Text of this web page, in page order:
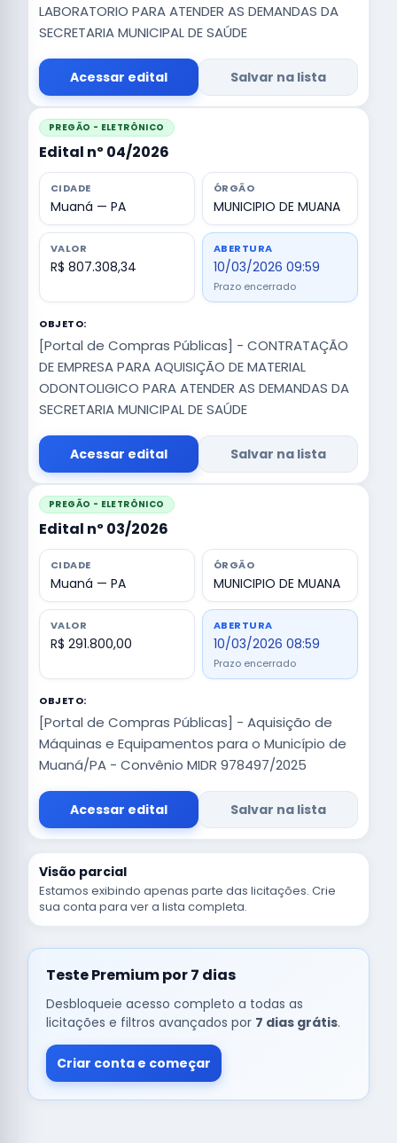
LABORATORIO PARA ATENDER AS DEMANDAS DA
SECRETARIA MUNICIPAL DE SAÚDE
Acessar edital Salvar na lista
PREGÃO - ELETRÔNICO
Edital nº 04/2026
CIDADE
Muaná — PA
ÓRGÃO
MUNICIPIO DE MUANA
VALOR
R$ 807.308,34
ABERTURA
10/03/2026 09:59
Prazo encerrado
OBJETO:
[Portal de Compras Públicas] - CONTRATAÇÃO
DE EMPRESA PARA AQUISIÇÃO DE MATERIAL
ODONTOLIGICO PARA ATENDER AS DEMANDAS DA
SECRETARIA MUNICIPAL DE SAÚDE
Acessar edital Salvar na lista
PREGÃO - ELETRÔNICO
Edital nº 03/2026
CIDADE
Muaná — PA
ÓRGÃO
MUNICIPIO DE MUANA
VALOR
R$ 291.800,00
ABERTURA
10/03/2026 08:59
Prazo encerrado
OBJETO:
[Portal de Compras Públicas] - Aquisição de
Máquinas e Equipamentos para o Município de
Muaná/PA - Convênio MIDR 978497/2025
Acessar edital Salvar na lista
Visão parcial
Estamos exibindo apenas parte das licitações. Crie
sua conta para ver a lista completa.
Teste Premium por 7 dias
Desbloqueie acesso completo a todas as
licitações e filtros avançados por 7 dias grátis.
Criar conta e começar